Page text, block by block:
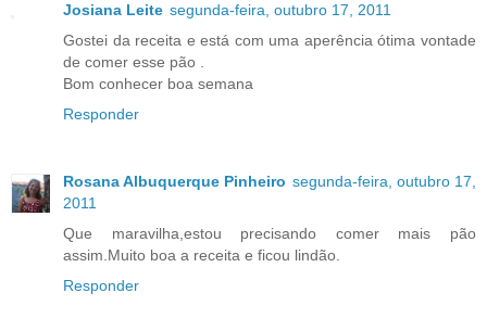
Josiana Leite segunda-feira, outubro 17, 2011
Gostei da receita e está com uma aperência ótima vontade
de comer esse pão .
Bom conhecer boa semana
Responder
Rosana Albuquerque Pinheiro segunda-feira, outubro 17,
2011
Que maravilha,estou precisando comer mais pão
assim.Muito boa a receita e ficou lindão.
Responder